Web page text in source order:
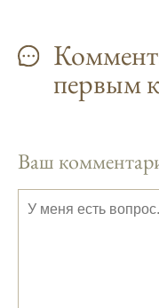
точных
Благодаря
Ожидается
первым
Ваш